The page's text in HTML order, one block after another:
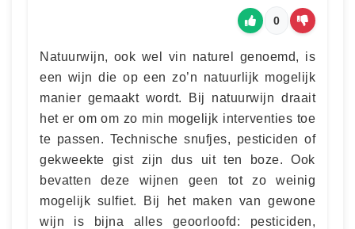
0
Natuurwijn, ook wel vin naturel genoemd, is
een wijn die op een zo’n natuurlijk mogelijk
manier gemaakt wordt. Bij natuurwijn draait
het er om om zo min mogelijk interventies toe
te passen. Technische snufjes, pesticiden of
gekweekte gist zijn dus uit ten boze. Ook
bevatten deze wijnen geen tot zo weinig
mogelijk sulfiet. Bij het maken van gewone
wijn is bijna alles geoorloofd: pesticiden,